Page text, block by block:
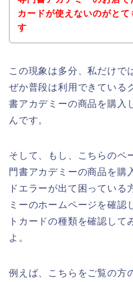
カードが使えないのがと
す
この現象は多分、私だけで
ぜか普段は利用できている
書アカデミーの商品を購入
んです。
そして、もし、こちらのペ
門書アカデミーの商品を購
ドエラーが出て困っている
ミーのホームページを確認
トカードの種類を確認して
よ。
例えば、こちらをご覧の方